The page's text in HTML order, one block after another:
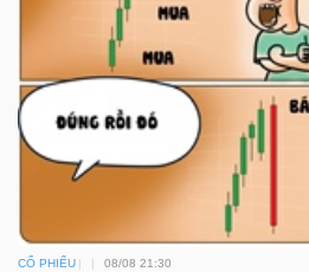
CỔ PHIẾU 08/08 21:30
TIÊU
DÙNG
YẾU